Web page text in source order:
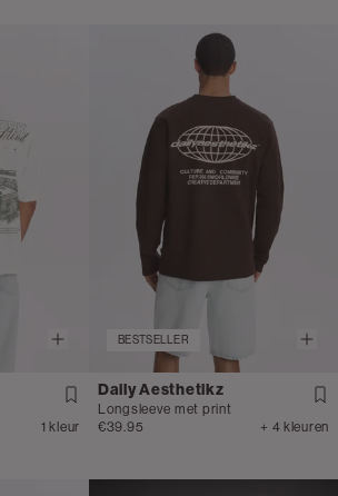
1 kleur
BESTSELLER
Daily Aesthetikz
Longsleeve met print
€39.95
+ 4 kleuren